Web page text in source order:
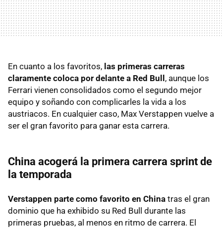
En cuanto a los favoritos, las primeras carreras
claramente coloca por delante a Red Bull, aunque los
Ferrari vienen consolidados como el segundo mejor
equipo y soñando con complicarles la vida a los
austriacos. En cualquier caso, Max Verstappen vuelve a
ser el gran favorito para ganar esta carrera.
China acogerá la primera carrera sprint de
la temporada
Verstappen parte como favorito en China tras el gran
dominio que ha exhibido su Red Bull durante las
primeras pruebas, al menos en ritmo de carrera. El